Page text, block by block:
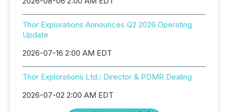
Thor Explorations Announces Q2 2026 Operating
Update
2026-07-16 2:00 AM EDT
Thor Explorations Ltd.: Director & PDMR Dealing
2026-07-02 2:00 AM EDT